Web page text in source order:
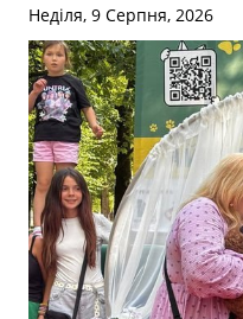
Неділя, 9 Серпня, 2026